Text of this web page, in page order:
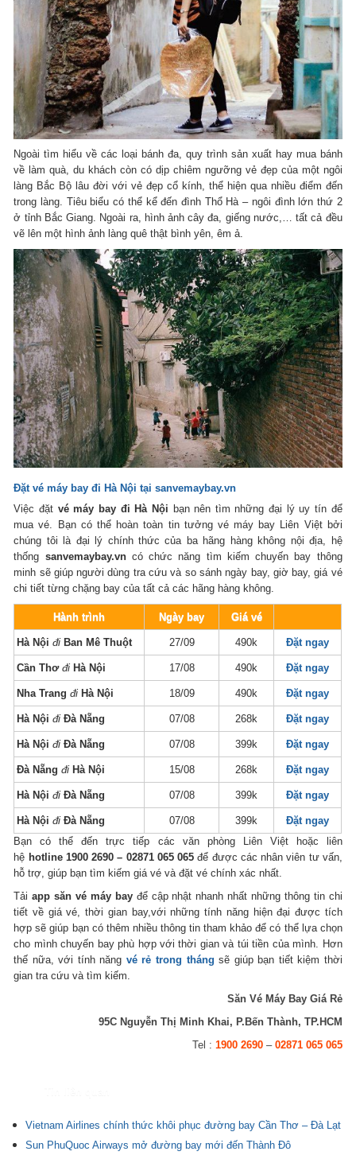
Ngoài tìm hiểu về các loại bánh đa, quy trình sản xuất hay mua bánh
về làm quà, du khách còn có dịp chiêm ngưỡng vẻ đẹp của một ngôi
làng Bắc Bộ lâu đời với vẻ đẹp cổ kính, thể hiện qua nhiều điểm đến
trong làng. Tiêu biểu có thể kể đến đình Thổ Hà – ngôi đình lớn thứ 2
ở tỉnh Bắc Giang. Ngoài ra, hình ảnh cây đa, giếng nước,… tất cả đều
vẽ lên một hình ảnh làng quê thật bình yên, êm ả.
Đặt vé máy bay đi Hà Nội tại sanvemaybay.vn
Việc đặt vé máy bay đi Hà Nội bạn nên tìm những đại lý uy tín để
mua vé. Bạn có thể hoàn toàn tin tưởng vé máy bay Liên Việt bởi
chúng tôi là đại lý chính thức của ba hãng hàng không nội địa, hệ
thống sanvemaybay.vncó chức năng tìm kiếm chuyến bay thông
minh sẽ giúp người dùng tra cứu và so sánh ngày bay, giờ bay, giá vé
chi tiết từng chặng bay của tất cả các hãng hàng không.
Hành trình Ngày bay Giá vé
Hà Nộiđi Ban Mê Thuột 27/09 490k Đặt ngay
Cần Thơđi Hà Nội 17/08 490k Đặt ngay
Nha Trangđi Hà Nội 18/09 490k Đặt ngay
Hà Nộiđi Đà Nẵng 07/08 268k Đặt ngay
Hà Nộiđi Đà Nẵng 07/08 399k Đặt ngay
Đà Nẵngđi Hà Nội 15/08 268k Đặt ngay
Hà Nộiđi Đà Nẵng 07/08 399k Đặt ngay
Hà Nộiđi Đà Nẵng 07/08 399k
Đặt ngay
Bạn có thể đến trực tiếp các văn phòng Liên Việt hoặc liên
hệ hotline 1900 2690 – 02871 065 065 để được các nhân viên tư vấn,
hỗ trợ, giúp bạn tìm kiếm giá vé và đặt vé chính xác nhất.
Tảiapp săn vé máy bayđể cập nhật nhanh nhất những thông tin chi
tiết về giá vé, thời gian bay,với những tính năng hiện đại được tích
hợp sẽ giúp bạn có thêm nhiều thông tin tham khảo để có thể lựa chọn
cho mình chuyến bay phù hợp với thời gian và túi tiền của mình. Hơn
thế nữa, với tính năng vé rẻ trong tháng sẽ giúp bạn tiết kiệm thời
gian tra cứu và tìm kiếm.
Săn Vé Máy Bay Giá Rẻ
95C Nguyễn Thị Minh Khai, P.Bến Thành, TP.HCM
Tel : 1900 2690– 02871 065 065
Vietnam Airlines chính thức khôi phục đường bay Cần Thơ – Đà Lạt
Sun PhuQuoc Airways mở đường bay mới đến Thành Đô